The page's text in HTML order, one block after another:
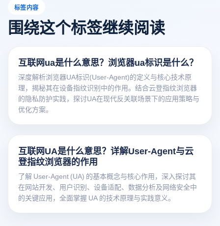
标签内容
围绕这个标签继续阅读
互联网ua是什么意思？浏览器ua标识是什么？
深度解析浏览器UA标识(User-Agent)的定义与核心技术原
理，揭秘其在设备指纹识别中的作用。结合云登指纹浏览器
的隐私防护实践，探讨UA在现代反关联场景下的应用策略与
优化方案。
互联网UA是什么意思？详解User-Agent与云
登指纹浏览器的作用
了解 User-Agent (UA) 的基本概念与核心作用，深入探讨其
在网站开发、用户识别、设备适配、数据分析及网络安全中
的关键应用，全面掌握 UA 的技术原理与实践意义。